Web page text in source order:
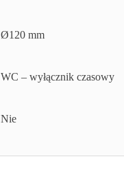
Ø120 mm
WC – wyłącznik czasowy
Nie